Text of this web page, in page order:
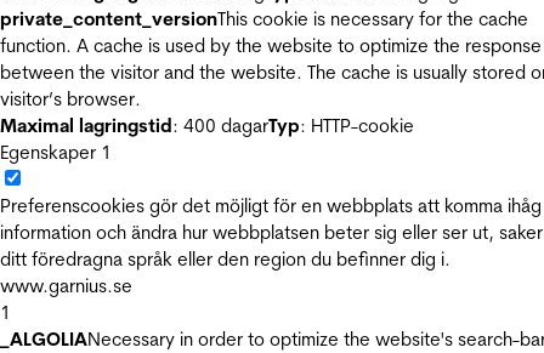
private_content_versionThis cookie is necessary for the cache
function. A cache is used by the website to optimize the
between the visitor and the website. The cache is usually stored
visitor’s browser.
Maximal lagringstid: 400 dagarTyp: HTTP-cookie
Egenskaper 1
Preferenscookies gör det möjligt för en webbplats att komma ihåg
information och ändra hur webbplatsen beter sig eller ser ut,
ditt föredragna språk eller den region du befinner dig i.
www.garnius.se
1
_ALGOLIANecessary in order to optimize the website's search-